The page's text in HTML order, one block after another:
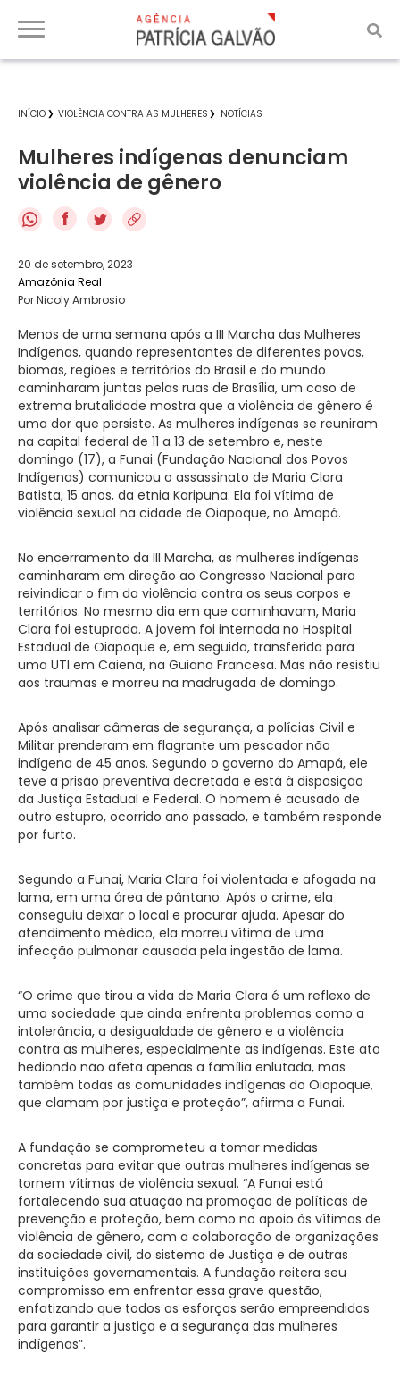
INÍCIO VIOLÊNCIA CONTRA AS MULHERES NOTÍCIAS
Mulheres indígenas denunciam
violência de gênero
f
20 de setembro, 2023
Amazônia Real
Por Nicoly Ambrosio
Menos de uma semana após a III Marcha das Mulheres
Indígenas, quando representantes de diferentes povos,
biomas, regiões e territórios do Brasil e do mundo
caminharam juntas pelas ruas de Brasília, um caso de
extrema brutalidade mostra que a violência de gênero é
uma dor que persiste. As mulheres indígenas se reuniram
na capital federal de 11 a 13 de setembro e, neste
domingo (17), a Funai (Fundação Nacional dos Povos
Indígenas) comunicou o assassinato de Maria Clara
Batista, 15 anos, da etnia Karipuna. Ela foi vítima de
violência sexual na cidade de Oiapoque, no Amapá.
No encerramento da III Marcha, as mulheres indígenas
caminharam em direção ao Congresso Nacional para
reivindicar o fim da violência contra os seus corpos e
territórios. No mesmo dia em que caminhavam, Maria
Clara foi estuprada. A jovem foi internada no Hospital
Estadual de Oiapoque e, em seguida, transferida para
uma UTI em Caiena, na Guiana Francesa. Mas não resistiu
aos traumas e morreu na madrugada de domingo.
Após analisar câmeras de segurança, a polícias Civil e
Militar prenderam em flagrante um pescador não
indígena de 45 anos. Segundo o governo do Amapá, ele
teve a prisão preventiva decretada e está à disposição
da Justiça Estadual e Federal. O homem é acusado de
outro estupro, ocorrido ano passado, e também responde
por furto.
Segundo a Funai, Maria Clara foi violentada e afogada na
lama, em uma área de pântano. Após o crime, ela
conseguiu deixar o local e procurar ajuda. Apesar do
atendimento médico, ela morreu vítima de uma
infecção pulmonar causada pela ingestão de lama.
“O crime que tirou a vida de Maria Clara é um reflexo de
uma sociedade que ainda enfrenta problemas como a
intolerância, a desigualdade de gênero e a violência
contra as mulheres, especialmente as indígenas. Este ato
hediondo não afeta apenas a família enlutada, mas
também todas as comunidades indígenas do Oiapoque,
que clamam por justiça e proteção”, afirma a Funai.
A fundação se comprometeu a tomar medidas
concretas para evitar que outras mulheres indígenas se
tornem vítimas de violência sexual. “A Funai está
fortalecendo sua atuação na promoção de políticas de
prevenção e proteção, bem como no apoio às vítimas de
violência de gênero, com a colaboração de organizações
da sociedade civil, do sistema de Justiça e de outras
instituições governamentais. A fundação reitera seu
compromisso em enfrentar essa grave questão,
enfatizando que todos os esforços serão empreendidos
para garantir a justiça e a segurança das mulheres
indígenas”.